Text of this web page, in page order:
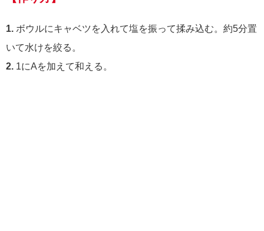
1. ボウルにキャベツを入れて塩を振って揉み込む。約5分置
いて水けを絞る。
2. 1にAを加えて和える。